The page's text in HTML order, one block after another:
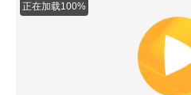
正在加载100%